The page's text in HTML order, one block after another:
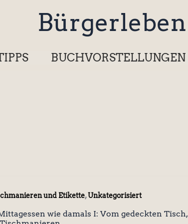
Bürgerleben
BUCHVORSTELLUNGEN
und Etikette,Unkategorisiert
wie damals I: Vom gedeckten Tisch,